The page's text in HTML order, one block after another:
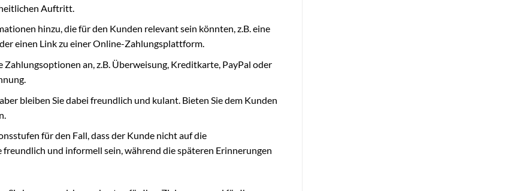
Auftritt.
hinzu, die für den Kunden relevant sein könnten, z.B. eine
einen Link zu einer Online-Zahlungsplattform.
an, z.B. Überweisung, Kreditkarte, PayPal oder
bleiben Sie dabei freundlich und kulant. Bieten Sie dem Kunden
für den Fall, dass der Kunde nicht auf die
und informell sein, während die späteren Erinnerungen